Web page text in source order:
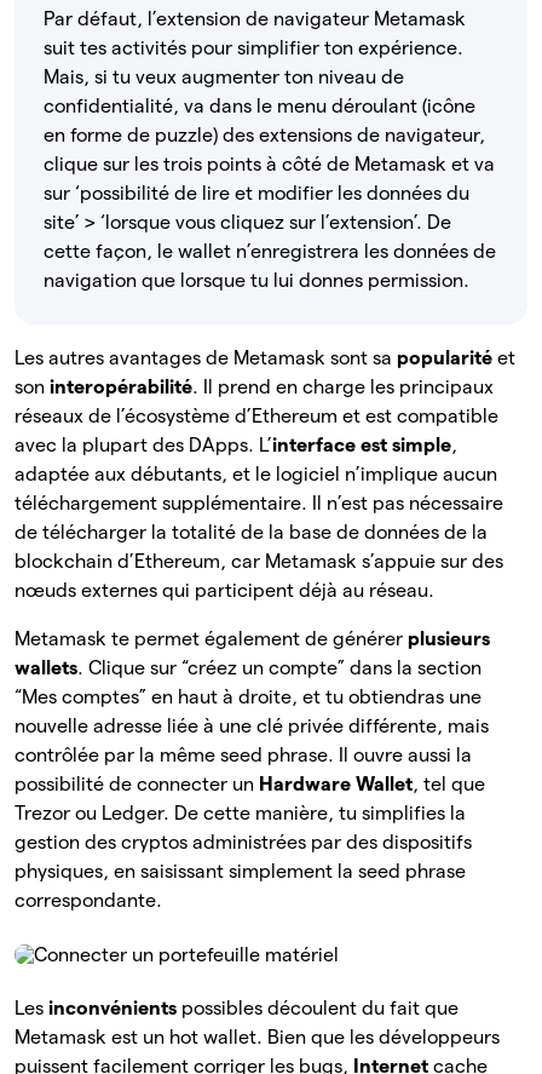
Par défaut, l’extension de navigateur Metamask
suit tes activités pour simplifier ton expérience.
Mais, si tu veux augmenter ton niveau de
confidentialité, va dans le menu déroulant (icône
en forme de puzzle) des extensions de navigateur,
clique sur les trois points à côté de Metamask et va
sur ‘possibilité de lire et modifier les données du
site’ > ‘lorsque vous cliquez sur l’extension’. De
cette façon, le wallet n’enregistrera les données de
navigation que lorsque tu lui donnes permission.
Les autres avantages de Metamask sont sa popularité et
son interopérabilité. Il prend en charge les principaux
réseaux de l’écosystème d’Ethereum et est compatible
avec la plupart des DApps. L’interface est simple,
adaptée aux débutants, et le logiciel n’implique aucun
téléchargement supplémentaire. Il n’est pas nécessaire
de télécharger la totalité de la base de données de la
blockchain d’Ethereum, car Metamask s’appuie sur des
nœuds externes qui participent déjà au réseau.
Metamask te permet également de générer plusieurs
wallets. Clique sur “créez un compte” dans la section
“Mes comptes” en haut à droite, et tu obtiendras une
nouvelle adresse liée à une clé privée différente, mais
contrôlée par la même seed phrase. Il ouvre aussi la
possibilité de connecter un Hardware Wallet, tel que
Trezor ou Ledger. De cette manière, tu simplifies la
gestion des cryptos administrées par des dispositifs
physiques, en saisissant simplement la seed phrase
correspondante.
Les inconvénients possibles découlent du fait que
Metamask est un hot wallet. Bien que les développeurs
puissent facilement corriger les bugs,
Internet cache